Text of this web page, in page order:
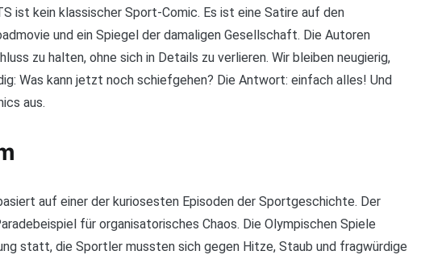
ist kein klassischer Sport-Comic. Es ist eine Satire auf den
und ein Spiegel der damaligen Gesellschaft. Die Autoren
zu halten, ohne sich in Details zu verlieren. Wir bleiben neugierig,
Was kann jetzt noch schiefgehen? Die Antwort: einfach alles! Und
aus.
auf einer der kuriosesten Episoden der Sportgeschichte. Der
für organisatorisches Chaos. Die Olympischen Spiele
statt, die Sportler mussten sich gegen Hitze, Staub und fragwürdige